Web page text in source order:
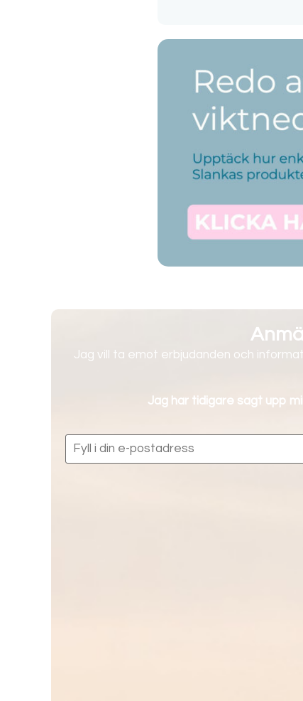
Jag vill ta emot erbjudanden och
Jag har tidigare sagt upp